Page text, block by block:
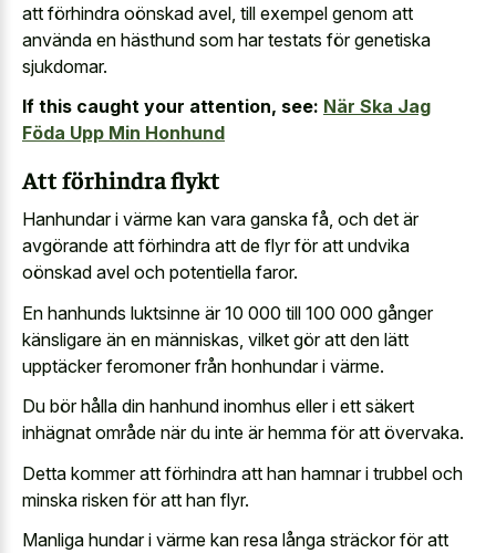
att förhindra oönskad avel, till exempel genom att
använda en hästhund som har testats för genetiska
sjukdomar.
If this caught your attention, see: När Ska Jag
Föda Upp Min Honhund
Att förhindra flykt
Hanhundar i värme kan vara ganska få, och det är
avgörande att förhindra att de flyr för att undvika
oönskad avel och potentiella faror.
En hanhunds luktsinne är 10 000 till 100 000 gånger
känsligare än en människas, vilket gör att den lätt
upptäcker feromoner från honhundar i värme.
Du bör hålla din hanhund inomhus eller i ett säkert
inhägnat område när du inte är hemma för att övervaka.
Detta kommer att förhindra att han hamnar i trubbel och
minska risken för att han flyr.
Manliga hundar i värme kan resa långa sträckor för att